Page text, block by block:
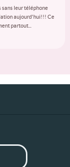
sans leur téléphone
aujourd'hui!!! Ce
partout...